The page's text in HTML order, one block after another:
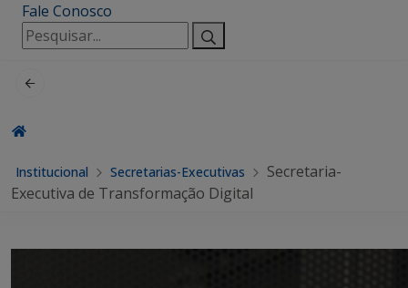
Fale Conosco
Pesquisar
por:
Institucional Secretarias-Executivas
Secretaria-
Executiva de Transformação Digital